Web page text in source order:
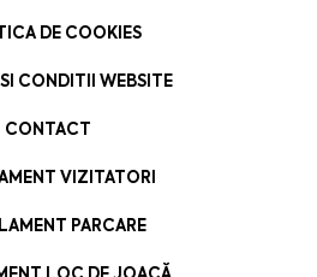
DE COOKIES
CONDITII WEBSITE
CONTACT
VIZITATORI
PARCARE